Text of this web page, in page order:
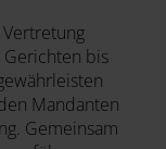
bis
Mandanten
Gemeinsam